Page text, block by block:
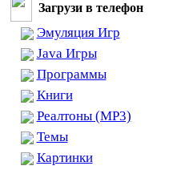
Загрузи в телефон
Эмуляция Игр
Java Игры
Программы
Книги
Реалтоны (MP3)
Темы
Картинки